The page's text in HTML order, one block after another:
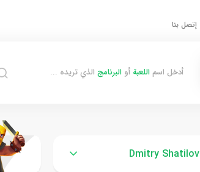
إتصل بنا
أدخل اسم اللعبة أو البرنامج الذي تريده ...
Dmitry Shatilov